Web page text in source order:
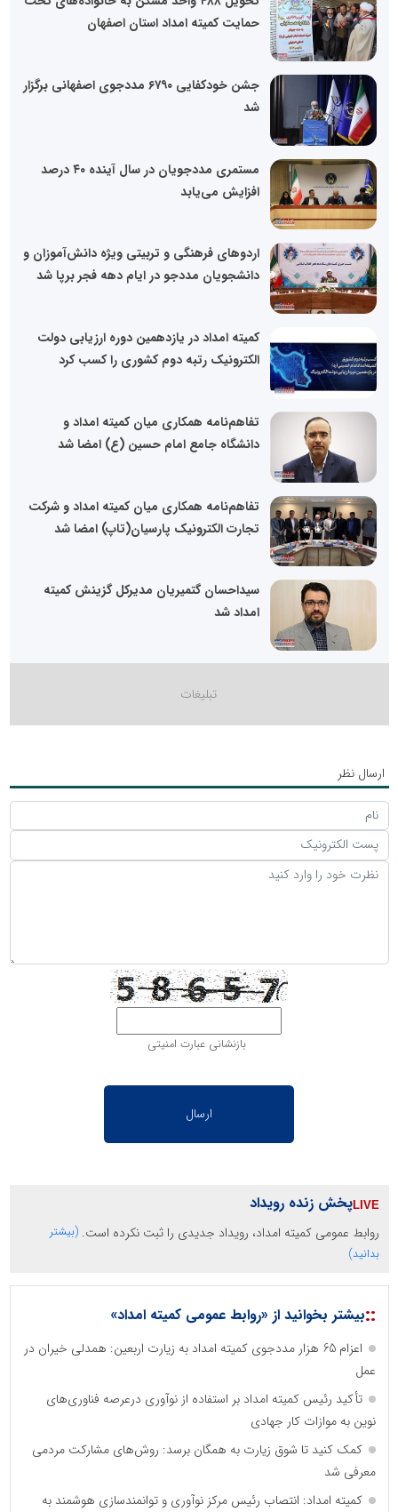
حمایت کمیته امداد استان اصفهان
جشن خودکفایی ۶۷۹۰ مددجوی اصفهانی برگزار
شد
مستمری مددجویان در سال آینده ۴۰ درصد
افزایش می‌یابد
اردوهای فرهنگی و تربیتی ویژه دانش‌آموزان و
دانشجویان مددجو در ایام دهه فجر برپا شد
کمیته امداد در یازدهمین دوره ارزیابی دولت
الکترونیک رتبه دوم کشوری را کسب کرد
تفاهم‌نامه همکاری میان کمیته امداد و
دانشگاه جامع امام حسین (ع) امضا شد
تفاهم‌نامه همکاری میان کمیته امداد و شرکت
تجارت الکترونیک پارسیان(تاپ) امضا شد
سیداحسان گتمیریان مدیرکل گزینش کمیته
امداد شد
ارسال نظر
بازنشانی عبارت امنیتی
پخش زنده رویداد
روابط عمومی کمیته امداد، رویداد جدیدی را ثبت نکرده است. (بیشتر
بدانید)
::بیشتر بخوانید از «روابط عمومی کمیته امداد»
اعزام 65 هزار مددجوی کمیته امداد به زیارت اربعین: همدلی خیران در
عمل
تأکید رئیس کمیته امداد بر استفاده از نوآوری درعرصه فناوری‌های
نوین به موازات کار جهادی
کمک کنید تا شوق زیارت به همگان برسد: روش‌های مشارکت مردمی
معرفی شد
کمیته امداد: انتصاب رئیس مرکز نوآوری و توانمندسازی هوشمند به